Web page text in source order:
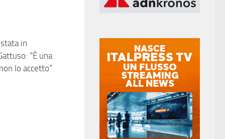
in
“È una
lo accetto”